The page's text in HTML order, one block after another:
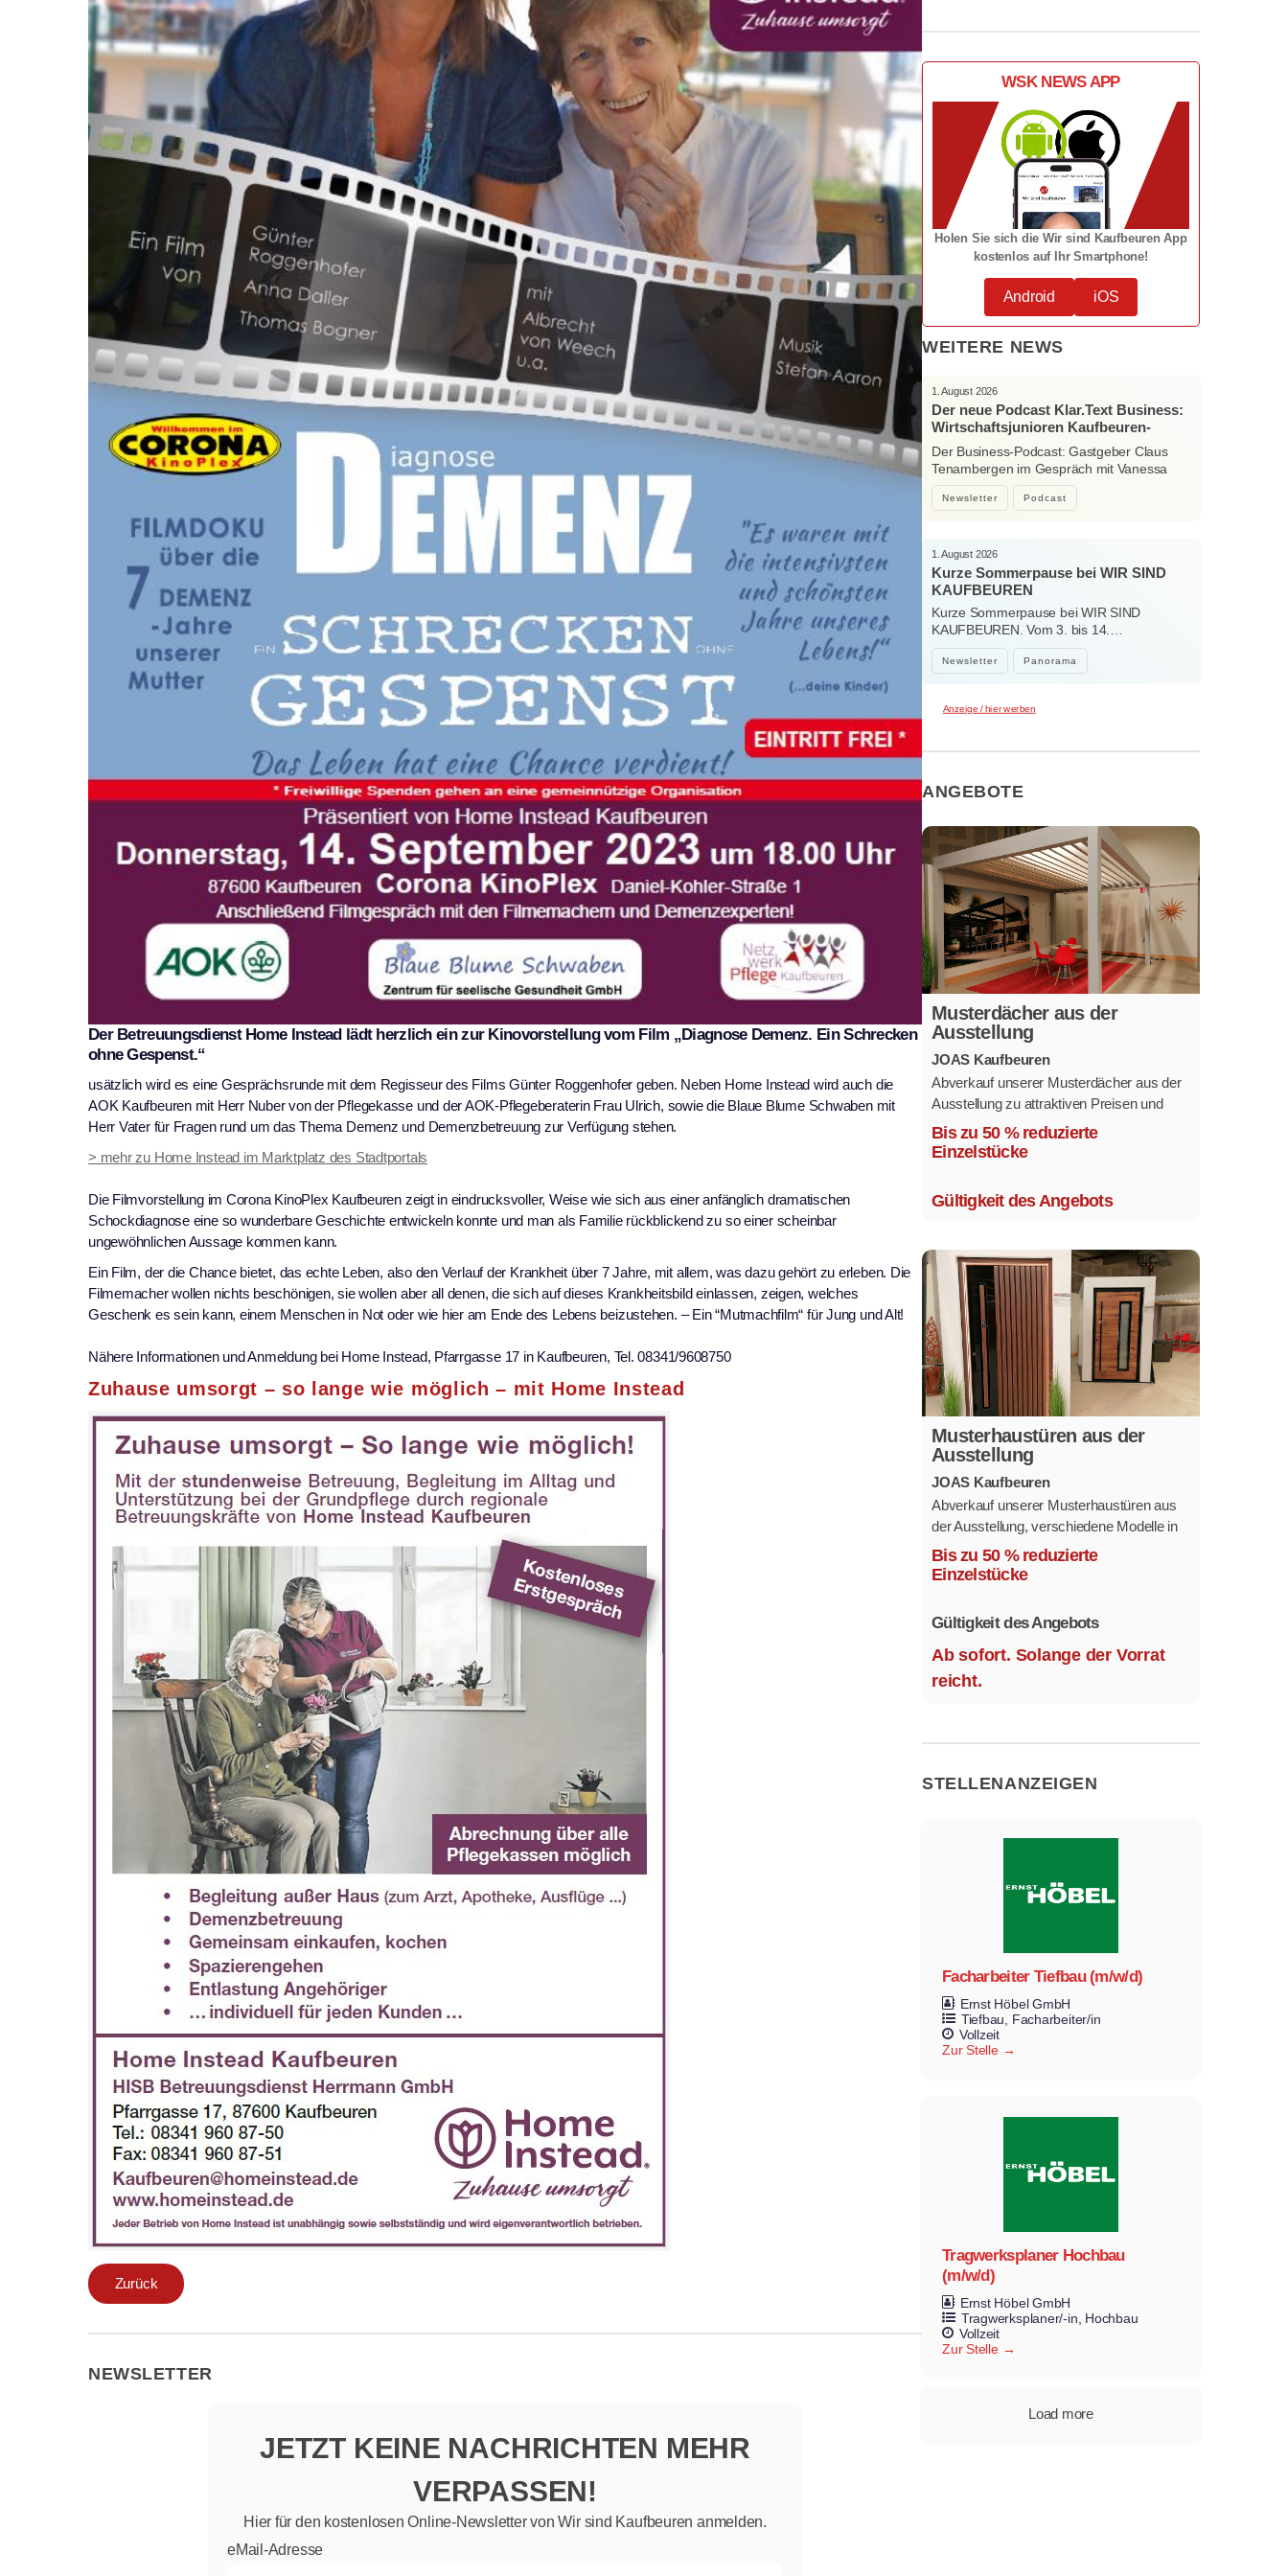
Der Betreuungsdienst Home Instead lädt herzlich ein zur Kinovorstellung vom Film „Diagnose Demenz. Ein Schrecken
ohne Gespenst.“
usätzlich wird es eine Gesprächsrunde mit dem Regisseur des Films Günter Roggenhofer geben. Neben Home Instead wird auch die
AOK Kaufbeuren mit Herr Nuber von der Pflegekasse und der AOK-Pflegeberaterin Frau Ulrich, sowie die Blaue Blume Schwaben mit
Herr Vater für Fragen rund um das Thema Demenz und Demenzbetreuung zur Verfügung stehen.
> mehr zu Home Instead im Marktplatz des Stadtportals
Die Filmvorstellung im Corona KinoPlex Kaufbeuren zeigt in eindrucksvoller, Weise wie sich aus einer anfänglich dramatischen
Schockdiagnose eine so wunderbare Geschichte entwickeln konnte und man als Familie rückblickend zu so einer scheinbar
ungewöhnlichen Aussage kommen kann.
Ein Film, der die Chance bietet, das echte Leben, also den Verlauf der Krankheit über 7 Jahre, mit allem, was dazu gehört zu erleben. Die
Filmemacher wollen nichts beschönigen, sie wollen aber all denen, die sich auf dieses Krankheitsbild einlassen, zeigen, welches
Geschenk es sein kann, einem Menschen in Not oder wie hier am Ende des Lebens beizustehen. – Ein “Mutmachfilm“ für Jung und Alt!
Nähere Informationen und Anmeldung bei Home Instead, Pfarrgasse 17 in Kaufbeuren, Tel. 08341/9608750
Zuhause umsorgt – so lange wie möglich – mit Home Instead
Zurück
NEWSLETTER
JETZT KEINE NACHRICHTEN MEHR
VERPASSEN!
Hier für den kostenlosen Online-Newsletter von Wir sind Kaufbeuren anmelden.
eMail-Adresse
WSK NEWS APP
Holen Sie sich die Wir sind Kaufbeuren App
kostenlos auf Ihr Smartphone!
Android iOS
WEITERE NEWS
Newsletter Podcast
1. August 2026
Der neue Podcast Klar.Text Business:
Wirtschaftsjunioren Kaufbeuren-
Ostallgäu – Menschen, Ideen und
starke Verbindungen
Der Business-Podcast: Gastgeber Claus
Tenambergen im Gespräch mit Vanessa
Bockhorni…
Newsletter Panorama
1. August 2026
Kurze Sommerpause bei WIR SIND
KAUFBEUREN
Kurze Sommerpause bei WIR SIND
KAUFBEUREN. Vom 3. bis 14.…
Anzeige / hier werben
ANGEBOTE
Musterdächer aus der
Ausstellung
JOAS Kaufbeuren
Abverkauf unserer Musterdächer aus der
Ausstellung zu attraktiven Preisen und
sofort verfügbar.
Mehrere Modelle in verschiedenen
Bis zu 50 % reduzierte
Einzelstücke
Gültigkeit des Angebots
Musterhaustüren aus der
Ausstellung
JOAS Kaufbeuren
Abverkauf unserer Musterhaustüren aus
der Ausstellung, verschiedene Modelle in
mehreren Farben und
Ausstattungsvarianten.
Bis zu 50 % reduzierte
Einzelstücke
Gültigkeit des Angebots
Ab sofort. Solange der Vorrat
reicht.
STELLENANZEIGEN
Facharbeiter Tiefbau (m/w/d)
Ernst Höbel GmbH
Tiefbau
Facharbeiter/in
Vollzeit
Zur Stelle
Tragwerksplaner Hochbau
(m/w/d)
Ernst Höbel GmbH
Tragwerksplaner/-in Hochbau
Vollzeit
Zur Stelle
Load more